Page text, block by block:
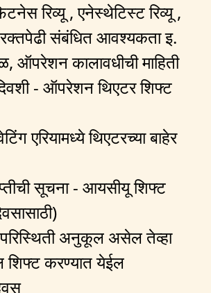
रिव्यू , एनेस्थेटिस्ट रिव्यू ,
संबंधित आवश्यकता इ.
ऑपरेशन कालावधीची माहिती
- ऑपरेशन थिएटर शिफ्ट
एरियामध्ये थिएटरच्या बाहेर
सूचना - आयसीयू शिफ्ट
परिस्थिती अनुकूल असेल तेव्हा
शिफ्ट करण्यात येईल